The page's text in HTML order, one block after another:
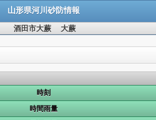
山形県河川砂防情報
酒田市大蕨 大蕨
時刻
時間雨量